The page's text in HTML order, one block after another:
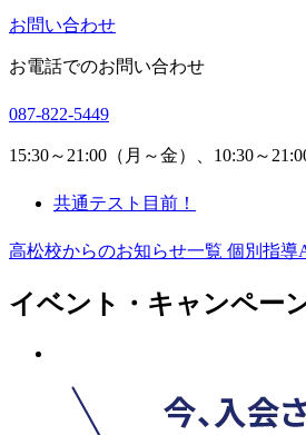
お問い合わせ
お電話でのお問い合わせ
087-822-5449
15:30～21:00（月～金）、10:30～
共通テスト目前！
高松校からのお知らせ一覧 個別指導
イベント・キャンペー